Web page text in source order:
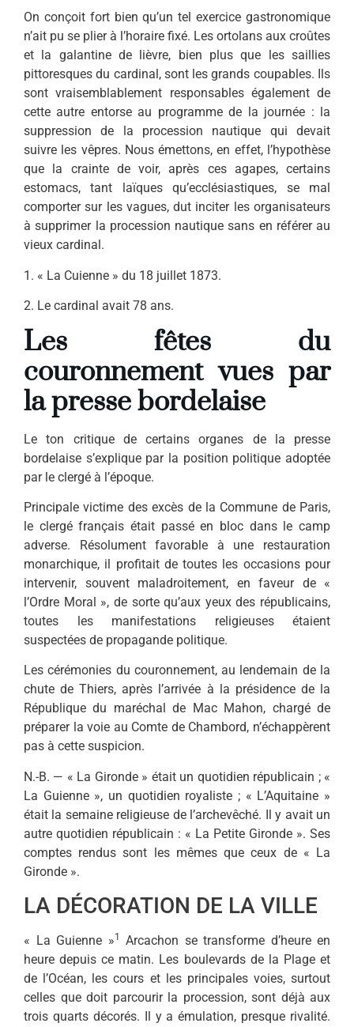
On conçoit fort bien qu’un tel exercice gastronomique
n’ait pu se plier à l’horaire fixé. Les ortolans aux croûtes
et la galantine de lièvre, bien plus que les saillies
pittoresques du cardinal, sont les grands coupables. Ils
sont vrai­semblablement responsables éga­lement de
cette autre entorse au programme de la journée : la
suppression de la procession nau­tique qui devait
suivre les vêpres. Nous émettons, en effet, l’hypo­thèse
que la crainte de voir, après ces agapes, certains
estomacs, tant laïques qu’ecclésiastiques, se mal
comporter sur les vagues, dut inciter les organisateurs
à suppri­mer la procession nautique sans en référer au
vieux cardinal.
1. « La Cuienne » du 18 juillet 1873.
2. Le cardinal avait 78 ans.
Les fêtes du
couronnement vues par
la presse bordelaise
Le ton critique de certains organes de la presse
bordelaise s’explique par la position politique adoptée
par le clergé à l’époque.
Principale victime des excès de la Commune de Paris,
le clergé français était passé en bloc dans le camp
adverse. Résolument favo­rable à une restauration
monar­chique, il profitait de toutes les occasions pour
intervenir, souvent maladroitement, en faveur de «
l’Ordre Moral », de sorte qu’aux yeux des républicains,
toutes les manifestations religieuses étaient
suspectées de propagande poli­tique.
Les cérémonies du couronne­ment, au lendemain de la
chute de Thiers, après l’arrivée à la présidence de la
République du maréchal de Mac Mahon, chargé de
préparer la voie au Comte de Chambord, n’échappèrent
pas à cette suspicion.
N.-B. — « La Gironde » était un quotidien républicain ; «
La Guienne », un quotidien royaliste ; « L’Aquitaine »
était la semaine religieuse de l’archevêché. Il y avait un
autre quotidien républi­cain : « La Petite Gironde ». Ses
comptes rendus sont les mêmes que ceux de « La
Gironde ».
LA DÉCORATION DE LA VILLE
« La Guienne »1
Arcachon se transforme d’heure en
heure de­puis ce matin. Les boulevards de la Plage et
de l’Océan, les cours et les principales voies, surtout
celles que doit parcourir la pro­cession, sont déjà aux
trois quarts décorés. Il y a émulation, presque rivalité.